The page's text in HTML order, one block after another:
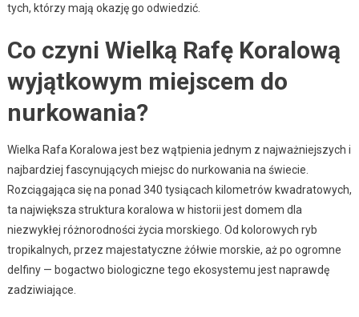
tych, którzy mają okazję go odwiedzić.
Co czyni Wielką Rafę Koralową
wyjątkowym miejscem do
nurkowania?
Wielka Rafa Koralowa jest bez wątpienia jednym z najważniejszych i
najbardziej fascynujących miejsc do nurkowania na świecie.
Rozciągająca się na ponad 340 tysiącach kilometrów kwadratowych,
ta największa struktura koralowa w historii jest domem dla
niezwykłej różnorodności życia morskiego. Od kolorowych ryb
tropikalnych, przez majestatyczne żółwie morskie, aż po ogromne
delfiny — bogactwo biologiczne tego ekosystemu jest naprawdę
zadziwiające.